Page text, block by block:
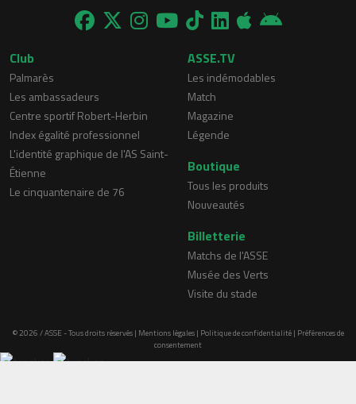
Club
Palmarès
Les ambassadeurs
Centre sportif Robert-Herbin
Index égalité professionnel
L'identité graphique de l'AS Saint-
Étienne
Le cinquantenaire de 76
ASSE.TV
Les indémodables
Match
Magazine
Légende
Boutique
Tous les produits
Nouveautés
Billetterie
Matchs de l'ASSE
Musée des Verts
Visite du stade
© 2026 / ASSE - Tous droits réservés | Mentions légales| Politique de confidentialité| Préférences de
consentement